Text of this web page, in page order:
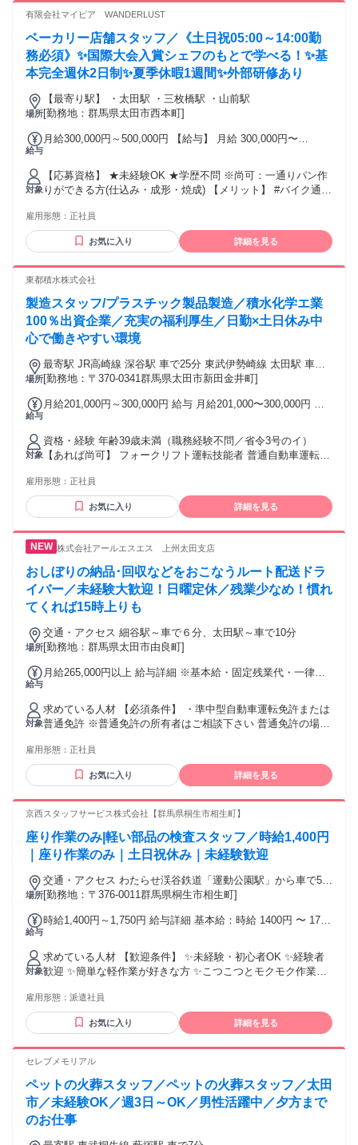
子が大好きな方！ お菓子は、日常生活に欠かせない存在で
けます。 長く活躍したい方、ぜひご応募ください！ 私たち
は、お菓子のOEM製品の製造や 包装を手掛ける会社です。
社員のバックグラウンドは多様ですが、 共通しているのは
「お菓子への情熱」です。 あなたの興味やこれまでの経験を
活かし、 魅力的な商品づくりに携わってみませんか？
有限会社マイピア WANDERLUST
ベーカリー店舗スタッフ／《土日祝05:00～14:00勤
務必須》✨国際大会入賞シェフのもとで学べる！✨基
本完全週休2日制✨夏季休暇1週間✨外部研修あり
場所
【最寄り駅】 ・太田駅 ・三枚橋駅 ・山前駅
[勤務地：群馬県太田市西本町]
給与
月給300,000円～500,000円 【給与】 月給 300,000円〜
(経験・能力によって給与変動あり) 固定残業代：あり(給与形
態と同じ単位で支給) 1ヶ月あたり5万円(固定残業時間：1ヶ月
あたり40時間） 固定残業時間を超えた勤務時間については別
途残業代を支給する
対象
【応募資格】 ★未経験OK ★学歴不問 ※尚可：一通りパン作
りができる方(仕込み・成形・焼成) 【メリット】 #バイク通勤
格者歓迎 #月1シフト提出 #研修あり #社会保険完備 #制服貸
与 #賞与あり #交通費支給 #長期休暇あり #40代も応募可 #昇
給あり #食事補助あり #昇格あり #独立支援あり #リモート面
雇用形態： 正社員
お気に入り 詳細を見る
東都積水株式会社
製造スタッフ/プラスチック製品製造／積水化学エ業
100％出資企業／充実の福利厚生／日勤×土日休み中
心で働きやすい環境
場所
最寄駅 JR高崎線 深谷駅 車で25分 東武伊勢崎線 太田駅 車で
20分 東武伊勢崎線 世良田駅 車で9分
[勤務地：〒370-0341群馬県太田市新田金井町]
給与
月給201,000円～300,000円 給与 月給201,000〜300,000円 ・
35,000円） ・賞与年2回（前年度実績4.66ヶ月分） ※試用期
間3ヶ月あり（同条件）
対象
資格・経験 年齢39歳未満（職務経験不問／省令3号のイ）
【あれば尚可】 フォークリフト運転技能者 普通自動車運転免
雇用形態： 正社員
お気に入り 詳細を見る
株式会社アールエスエス 上州太田支店
おしぼりの納品･回収などをおこなうルート配送ドラ
イバー／未経験大歓迎！日曜定休／残業少なめ！慣れ
てくれば15時上りも
場所
交通・アクセス 細谷駅～車で６分、太田駅～車で10分
[勤務地：群馬県太田市由良町]
給与
月給265,000円以上 給与詳細 ※基本給・固定残業代・一律手
月あたり5万2000円（固定残業時間：1ヶ月あたり30時間） 固
定残業時間を超えた勤務時間については別途残業代を支給す
る 【一律手当】 全員に一律で支払われる通勤・皆勤・家族手
当金額：なし 全員に一律で支払われるその他手当金額：あり
です。 ◆無事故手当：1万5000円 ※普通免許所有者の場合
は、月給252,000以上！ その他以下の待遇や手当があります。
・昇給年1回 ・賞与年2回 ・交通費規定支給 ・家族手当/配偶
者8000円､ 子供(１人につき)5000円 ・結婚･出産祝金あり ・
キャンペーン表彰/報奨金あり ・子女入学祝い金制度(規定あ
り)
対象
求めている人材 【必須条件】 ・準中型自動車運転免許または
普通免許 ※普通免許の所有者はご相談下さい 普通免許の場
転が好きな人に向いています ・子供の保育園のお迎えはもち
ろん 家族との夕食もできます。 ・体を動かすのが好きな人に
向いています ・ジムに通う人も多いです！
雇用形態： 正社員
お気に入り 詳細を見る
京西スタッフサービス株式会社【群馬県桐生市相生町】
座り作業のみ|軽い部品の検査スタッフ／時給1,400円
｜座り作業のみ｜土日祝休み｜未経験歓迎
場所
交通・アクセス わたらせ渓谷鉄道「運動公園駅」から車で5分
⭐車・バイク・自転車通勤OK
[勤務地：〒376-0011群馬県桐生市相生町]
給与
時給1,400円～1,750円 給与詳細 基本給：時給 1400円 〜 1750
限1万5000円)
対象
求めている人材 【歓迎条件】 ✨未経験・初心者OK ✨経験者
歓迎 ✨簡単な軽作業が好きな方 ✨こつこつとモクモク作業が
い方 ＼こんな方におススメ！／ ◆工場内作業や倉庫内作業経
験者 ◆単純作業がお好きな方 ◆ものづくりがお好きな方 ◆
組み立てや仕分け業務経験者 ◆梱包・出荷業務など流れ作業
雇用形態： 派遣社員
お気に入り 詳細を見る
セレブメモリアル
ペットの火葬スタッフ／ペットの火葬スタッフ／太田
市／未経験OK／週3日～OK／男性活躍中／夕方まで
のお仕事